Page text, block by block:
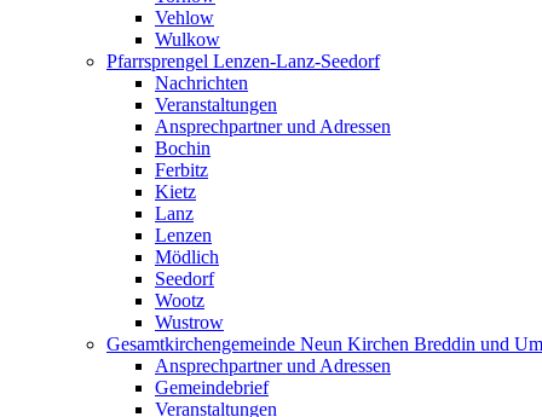
Vehlow
Wulkow
Pfarrsprengel Lenzen-Lanz-Seedorf
Nachrichten
Veranstaltungen
Ansprechpartner und Adressen
Bochin
Ferbitz
Kietz
Lanz
Lenzen
Mödlich
Seedorf
Wootz
Wustrow
Gesamtkirchengemeinde Neun Kirchen Breddin und
Ansprechpartner und Adressen
Gemeindebrief
Veranstaltungen